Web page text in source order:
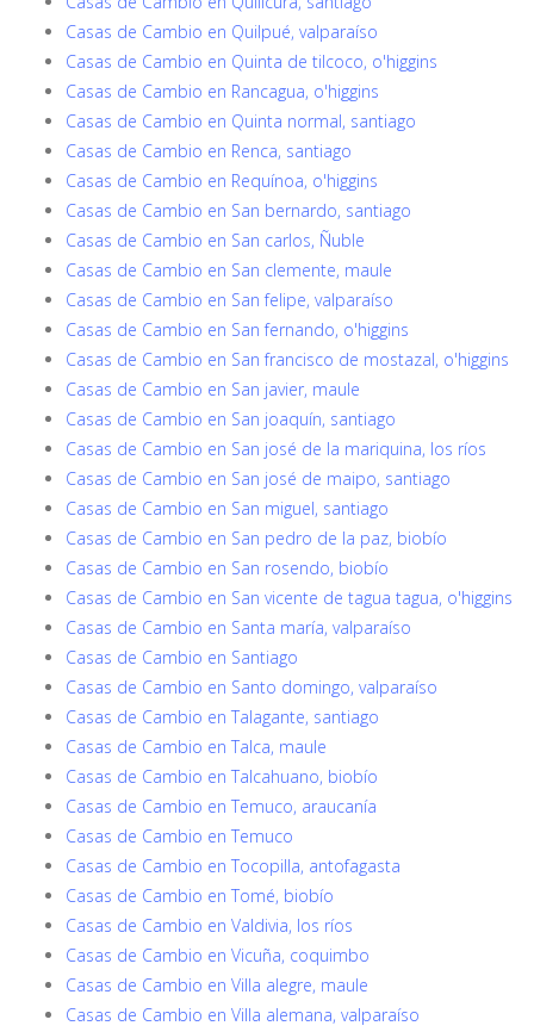
Casas de Cambio en Quilpué, valparaíso
Casas de Cambio en Quinta de tilcoco, o'higgins
Casas de Cambio en Rancagua, o'higgins
Casas de Cambio en Quinta normal, santiago
Casas de Cambio en Renca, santiago
Casas de Cambio en Requínoa, o'higgins
Casas de Cambio en San bernardo, santiago
Casas de Cambio en San carlos, Ñuble
Casas de Cambio en San clemente, maule
Casas de Cambio en San felipe, valparaíso
Casas de Cambio en San fernando, o'higgins
Casas de Cambio en San francisco de mostazal, o'higgins
Casas de Cambio en San javier, maule
Casas de Cambio en San joaquín, santiago
Casas de Cambio en San josé de la mariquina, los ríos
Casas de Cambio en San josé de maipo, santiago
Casas de Cambio en San miguel, santiago
Casas de Cambio en San pedro de la paz, biobío
Casas de Cambio en San rosendo, biobío
Casas de Cambio en San vicente de tagua tagua, o'higgins
Casas de Cambio en Santa maría, valparaíso
Casas de Cambio en Santiago
Casas de Cambio en Santo domingo, valparaíso
Casas de Cambio en Talagante, santiago
Casas de Cambio en Talca, maule
Casas de Cambio en Talcahuano, biobío
Casas de Cambio en Temuco, araucanía
Casas de Cambio en Temuco
Casas de Cambio en Tocopilla, antofagasta
Casas de Cambio en Tomé, biobío
Casas de Cambio en Valdivia, los ríos
Casas de Cambio en Vicuña, coquimbo
Casas de Cambio en Villa alegre, maule
Casas de Cambio en Villa alemana, valparaíso